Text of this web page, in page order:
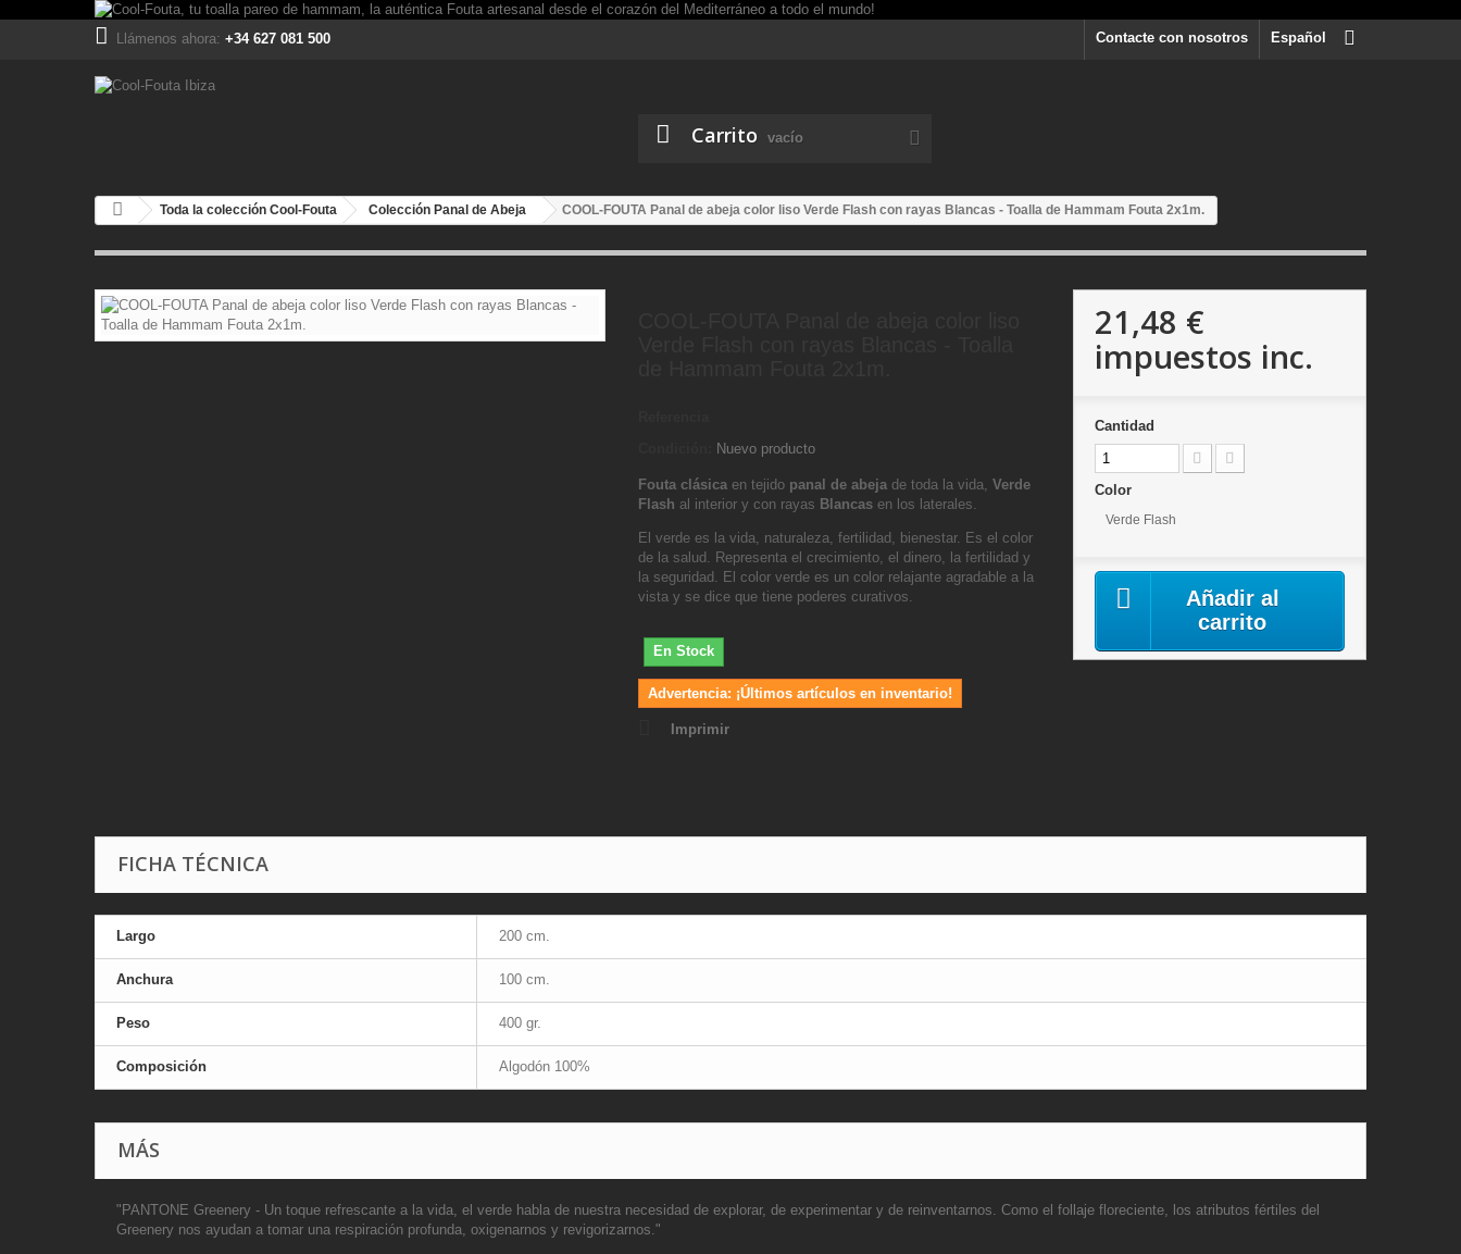
Español
Contacte con nosotros
Llámenos ahora: +34 627 081 500
Carrito vacío
Toda la colección Cool-Fouta Colección Panal de Abeja COOL-FOUTA Panal de abeja color liso Verde Flash con rayas Blancas - Toalla de Hammam Fouta 2x1m.
Nuevo producto
Fouta clásica en tejido panal de abeja de toda la vida, Verde
Flash al interior y con rayas Blancas en los laterales.
El verde es la vida, naturaleza, fertilidad, bienestar. Es el color
de la salud. Representa el crecimiento, el dinero, la fertilidad y
la seguridad. El color verde es un color relajante agradable a la
vista y se dice que tiene poderes curativos.
En Stock
Advertencia: ¡Últimos artículos en inventario!
Imprimir
21,48 €
impuestos inc.
Cantidad
Color
Verde Flash
Añadir al
carrito
FICHA TÉCNICA
Largo 200 cm.
Anchura 100 cm.
Peso 400 gr.
Composición Algodón 100%
MÁS
"PANTONE Greenery - Un toque refrescante a la vida, el verde habla de nuestra necesidad de explorar, de experimentar y de reinventarnos. Como el follaje floreciente, los atributos fértiles del
Greenery nos ayudan a tomar una respiración profunda, oxigenarnos y revigorizarnos."